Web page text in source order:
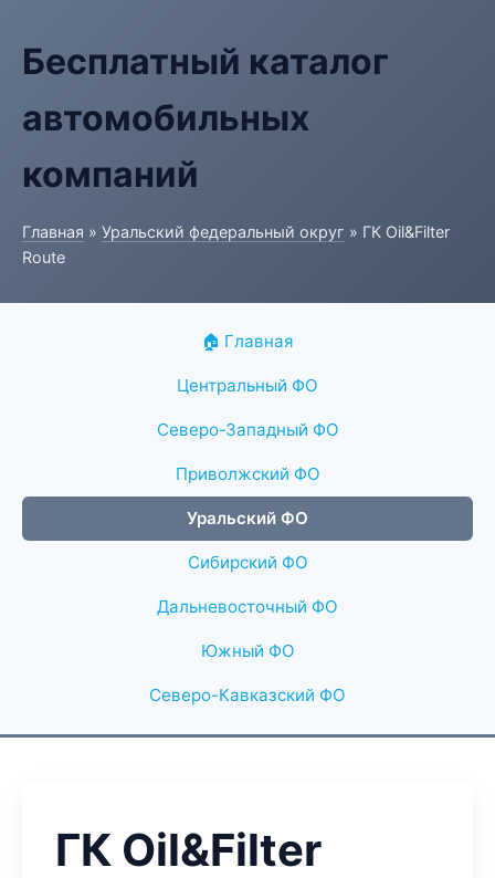
Бесплатный каталог
автомобильных
компаний
Главная » Уральский федеральный округ » ГК Oil&Filter
Route
🏠 Главная
Центральный ФО
Северо-Западный ФО
Приволжский ФО
Уральский ФО
Сибирский ФО
Дальневосточный ФО
Южный ФО
Северо-Кавказский ФО
ГК Oil&Filter